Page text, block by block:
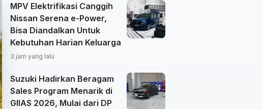
MPV Elektrifikasi Canggih
Nissan Serena e-Power,
Bisa Diandalkan Untuk
Kebutuhan Harian Keluarga
3 jam yang lalu
Suzuki Hadirkan Beragam
Sales Program Menarik di
GIIAS 2026, Mulai dari DP